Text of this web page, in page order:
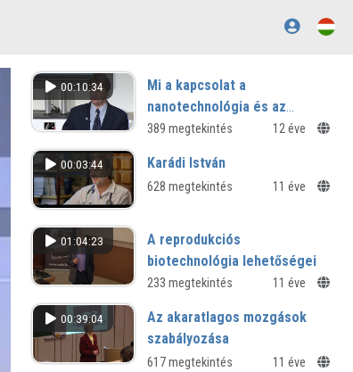
00:10:34
Mi a kapcsolat a
nanotechnológia és az
agykutatás között?
389 megtekintés 12 éve
00:03:44 Karádi István
628 megtekintés 11 éve
01:04:23
A reprodukciós
biotechnológia lehetőségei
és korlátai
233 megtekintés 11 éve
00:39:04
Az akaratlagos mozgások
szabályozása
617 megtekintés 11 éve